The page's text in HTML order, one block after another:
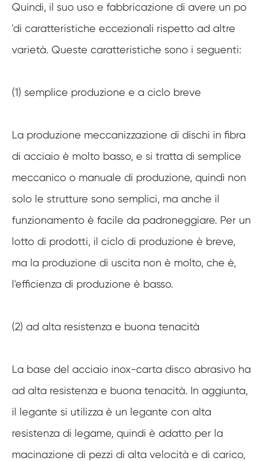
Quindi, il suo uso e fabbricazione di avere un po
'di caratteristiche eccezionali rispetto ad altre
varietà. Queste caratteristiche sono i seguenti:
(1) semplice produzione e a ciclo breve
La produzione meccanizzazione di dischi in fibra
di acciaio è molto basso, e si tratta di semplice
meccanico o manuale di produzione, quindi non
solo le strutture sono semplici, ma anche il
funzionamento è facile da padroneggiare. Per un
lotto di prodotti, il ciclo di produzione è breve,
ma la produzione di uscita non è molto, che è,
l'efficienza di produzione è basso.
(2) ad alta resistenza e buona tenacità
La base del acciaio inox-carta disco abrasivo ha
ad alta resistenza e buona tenacità. In aggiunta,
il legante si utilizza è un legante con alta
resistenza di legame, quindi è adatto per la
macinazione di pezzi di alta velocità e di carico,